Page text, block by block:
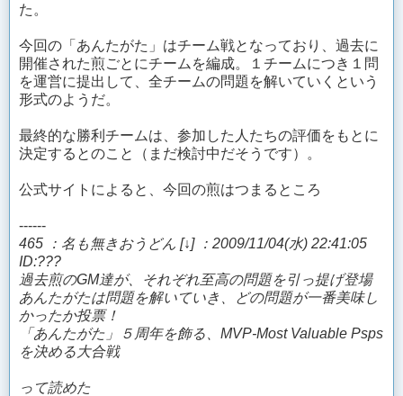
た。
今回の「あんたがた」はチーム戦となっており、過去に
開催された煎ごとにチームを編成。１チームにつき１問
を運営に提出して、全チームの問題を解いていくという
形式のようだ。
最終的な勝利チームは、参加した人たちの評価をもとに
決定するとのこと（まだ検討中だそうです）。
公式サイトによると、今回の煎はつまるところ
------
465 ：名も無きおうどん [↓] ：2009/11/04(水) 22:41:05
ID:???
過去煎のGM達が、それぞれ至高の問題を引っ提げ登場
あんたがたは問題を解いていき、どの問題が一番美味し
かったか投票！
「あんたがた」５周年を飾る、MVP-Most Valuable Psps
を決める大合戦
って読めた